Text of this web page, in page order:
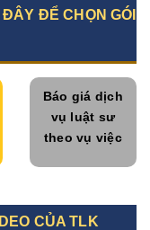
ĐỂ CHỌN GÓI
Báo giá dịch
vụ luật sư
theo vụ việc
CỦA TLK